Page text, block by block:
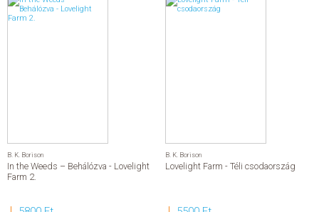
B. K. Borison
In the Weeds – Behálózva - Lovelight
Farm 2.
B. K. Borison
Lovelight Farm - Téli csodaország